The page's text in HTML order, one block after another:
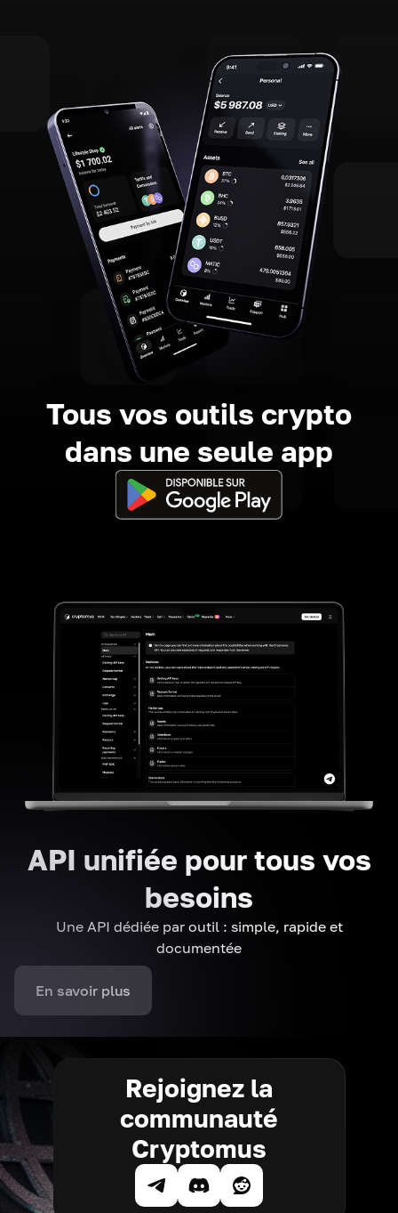
Tous vos outils crypto
dans une seule app
API unifiée pour tous vos
besoins
Une API dédiée par outil : simple, rapide et
documentée
En savoir plus
Rejoignez la
communauté
Cryptomus